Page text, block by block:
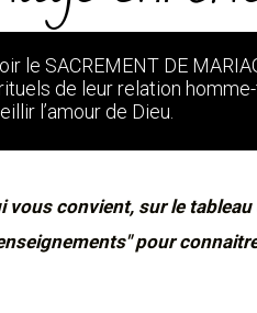
le SACREMENT DE
de leur relation
l’amour de Dieu.
convient, sur le
pour